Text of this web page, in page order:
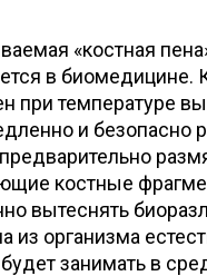
«костная
в биомедицине.
при температуре
и безопасно
костные
вытеснять
из организма
занимать в